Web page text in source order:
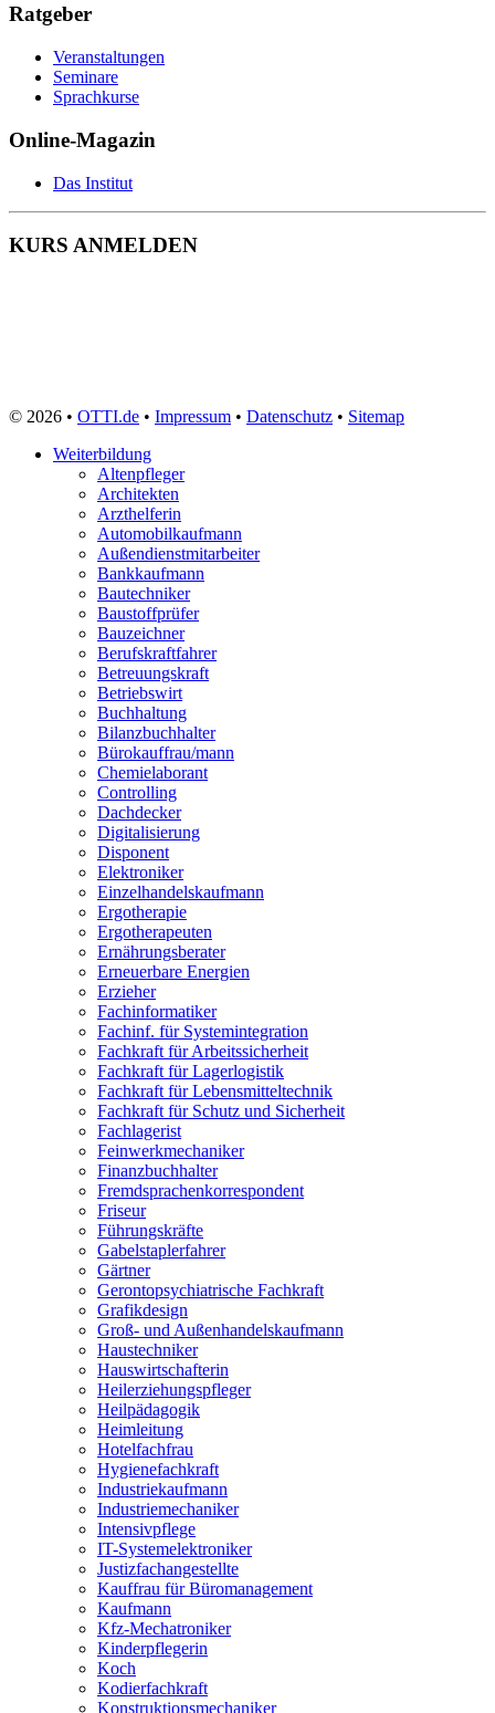
Ratgeber
Veranstaltungen
Seminare
Sprachkurse
Online-Magazin
Das Institut
KURS ANMELDEN
© 2026 • OTTI.de • Impressum • Datenschutz • Sitemap
Weiterbildung
Altenpfleger
Architekten
Arzthelferin
Automobilkaufmann
Außendienstmitarbeiter
Bankkaufmann
Bautechniker
Baustoffprüfer
Bauzeichner
Berufskraftfahrer
Betreuungskraft
Betriebswirt
Buchhaltung
Bilanzbuchhalter
Bürokauffrau/mann
Chemielaborant
Controlling
Dachdecker
Digitalisierung
Disponent
Elektroniker
Einzelhandelskaufmann
Ergotherapie
Ergotherapeuten
Ernährungsberater
Erneuerbare Energien
Erzieher
Fachinformatiker
Fachinf. für Systemintegration
Fachkraft für Arbeitssicherheit
Fachkraft für Lagerlogistik
Fachkraft für Lebensmitteltechnik
Fachkraft für Schutz und Sicherheit
Fachlagerist
Feinwerkmechaniker
Finanzbuchhalter
Fremdsprachenkorrespondent
Friseur
Führungskräfte
Gabelstaplerfahrer
Gärtner
Gerontopsychiatrische Fachkraft
Grafikdesign
Groß- und Außenhandelskaufmann
Haustechniker
Hauswirtschafterin
Heilerziehungspfleger
Heilpädagogik
Heimleitung
Hotelfachfrau
Hygienefachkraft
Industriekaufmann
Industriemechaniker
Intensivpflege
IT-Systemelektroniker
Justizfachangestellte
Kauffrau für Büromanagement
Kaufmann
Kfz-Mechatroniker
Kinderpflegerin
Koch
Kodierfachkraft
Konstruktionsmechaniker